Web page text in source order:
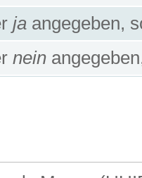
ja angegeben,
nein